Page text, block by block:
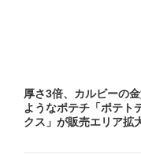
厚さ3倍、カルビーの
ようなポテチ「ポテト
クス」が販売エリア